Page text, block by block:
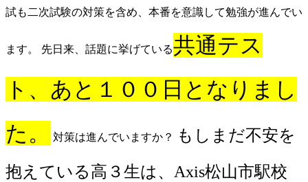
試も二次試験の対策を含め、本番を意識して勉強が進んでい
ます。 先日来、話題に挙げている共通テス
ト、あと１００日となりまし
た。
対策は進んでいますか？ もしまだ不安を
抱えている高３生は、Axis松山市駅校